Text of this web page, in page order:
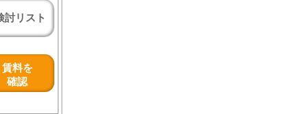
討リスト
賃料を
確認